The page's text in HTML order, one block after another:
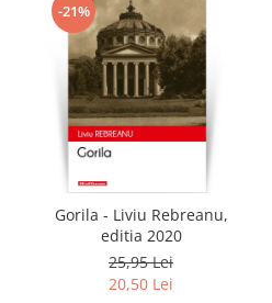
-21%
Gorila - Liviu Rebreanu,
editia 2020
25,95 Lei
20,50 Lei